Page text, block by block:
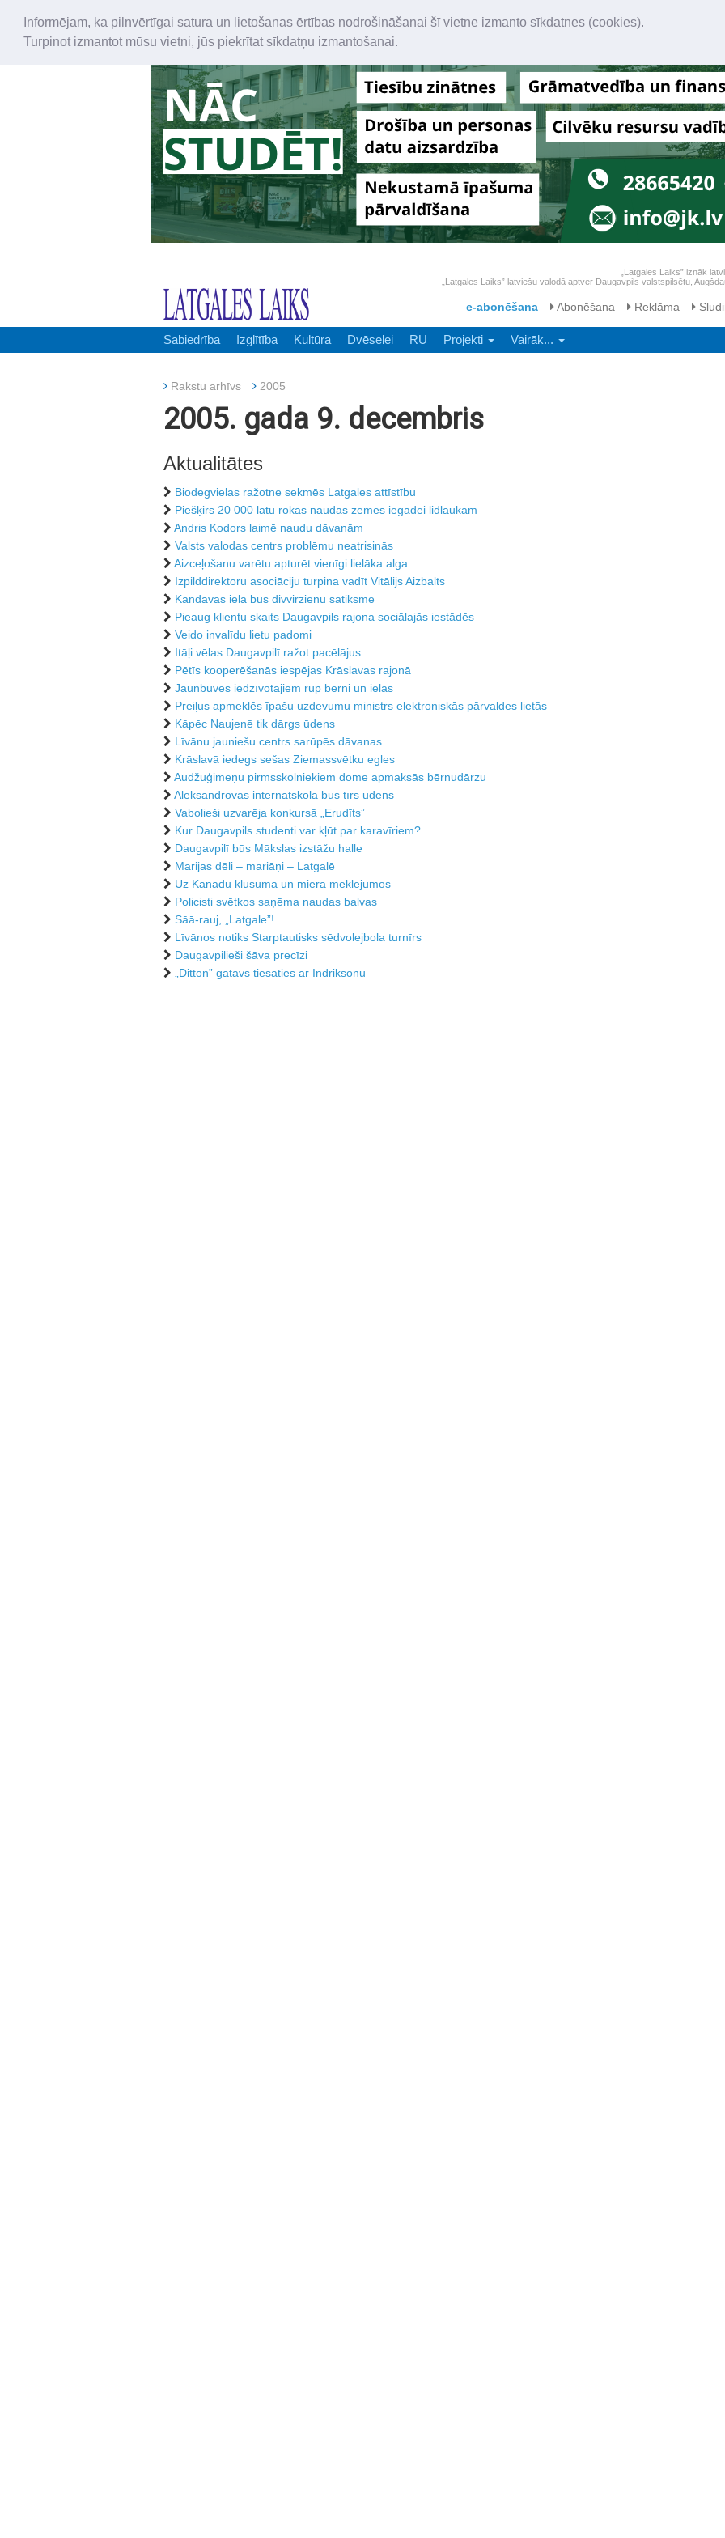
Informējam, ka pilnvērtīgai satura un lietošanas ērtības nodrošināšanai šī vietne izmanto sīkdatnes (cookies).
Turpinot izmantot mūsu vietni, jūs piekrītat sīkdatņu izmantošanai.
„Latgales Laiks” iznāk
„Latgales Laiks” latviešu valodā aptver Daugavpils valstspilsētu,
e-abonēšana Abonēšana Reklāma
Sabiedrība Izglītība Kultūra Dvēselei RU Projekti Vairāk...
Rakstu arhīvs 2005
2005. gada 9. decembris
Aktualitātes
Biodegvielas ražotne sekmēs Latgales attīstību
Piešķirs 20 000 latu rokas naudas zemes iegādei lidlaukam
Andris Kodors laimē naudu dāvanām
Valsts valodas centrs problēmu neatrisinās
Aizceļošanu varētu apturēt vienīgi lielāka alga
Izpilddirektoru asociāciju turpina vadīt Vitālijs Aizbalts
Kandavas ielā būs divvirzienu satiksme
Pieaug klientu skaits Daugavpils rajona sociālajās iestādēs
Veido invalīdu lietu padomi
Itāļi vēlas Daugavpilī ražot pacēlājus
Pētīs kooperēšanās iespējas Krāslavas rajonā
Jaunbūves iedzīvotājiem rūp bērni un ielas
Preiļus apmeklēs īpašu uzdevumu ministrs elektroniskās pārvaldes lietās
Kāpēc Naujenē tik dārgs ūdens
Līvānu jauniešu centrs sarūpēs dāvanas
Krāslavā iedegs sešas Ziemassvētku egles
Audžuģimeņu pirmsskolniekiem dome apmaksās bērnudārzu
Aleksandrovas internātskolā būs tīrs ūdens
Vabolieši uzvarēja konkursā „Erudīts”
Kur Daugavpils studenti var kļūt par karavīriem?
Daugavpilī būs Mākslas izstāžu halle
Marijas dēli – mariāņi – Latgalē
Uz Kanādu klusuma un miera meklējumos
Policisti svētkos saņēma naudas balvas
Sāā-rauj, „Latgale”!
Līvānos notiks Starptautisks sēdvolejbola turnīrs
Daugavpilieši šāva precīzi
„Ditton” gatavs tiesāties ar Indriksonu